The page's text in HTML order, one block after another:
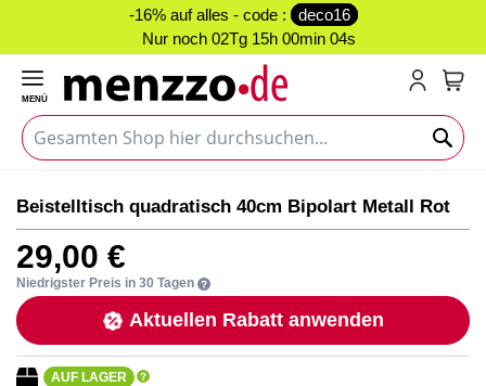
-16% auf alles - code :
deco16
Nur noch 02Tg 15h 00min 03s
MENÜ
Ende
der
Bildgalerie
springen
Anfang
der
Bildgalerie
springen
Beistelltisch quadratisch 40cm Bipolart Metall Rot
29,00 €
Niedrigster Preis in 30 Tagen
Aktuellen Rabatt anwenden
AUF LAGER